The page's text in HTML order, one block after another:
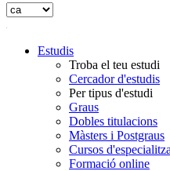
Estudis
Troba el teu estudi
Cercador d'estudis
Per tipus d'estudi
Graus
Dobles titulacions
Màsters i Postgraus
Cursos
Formació online